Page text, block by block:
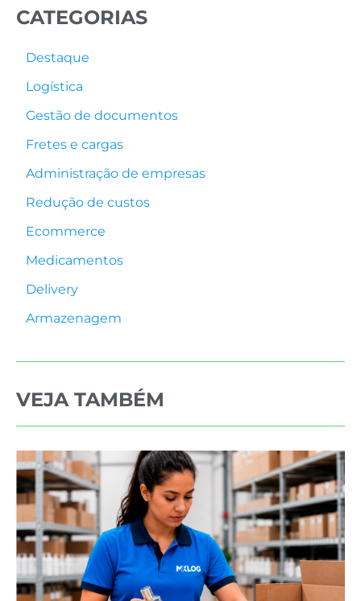
CATEGORIAS
Destaque
Logística
Gestão de documentos
Fretes e cargas
Administração de empresas
Redução de custos
Ecommerce
Medicamentos
Delivery
Armazenagem
VEJA TAMBÉM